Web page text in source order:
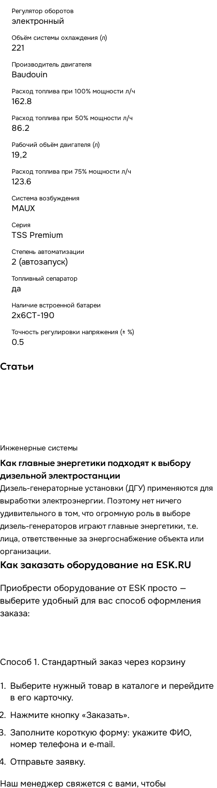
Регулятор оборотов
электронный
Объём системы охлаждения (л)
221
Производитель двигателя
Baudouin
Расход топлива при 100% мощности л/ч
162.8
Расход топлива при 50% мощности л/ч
86.2
Рабочий объём двигателя (л)
19,2
Расход топлива при 75% мощности л/ч
123.6
Система возбуждения
MAUX
Серия
TSS Premium
Степень автоматизации
2 (автозапуск)
Топливный сепаратор
да
Наличие встроенной батареи
2х6СТ-190
Точность регулировки напряжения (± %)
0.5
Статьи
Инженерные системы
Как главные энергетики подходят к выбору
дизельной электростанции
Дизель-генераторные установки (ДГУ) применяются для
выработки электроэнергии. Поэтому нет ничего
удивительного в том, что огромную роль в выборе
дизель-генераторов играют главные энергетики, т.е.
лица, ответственные за энергоснабжение объекта или
организации.
Как заказать оборудование на ESK.RU
Приобрести оборудование от ESK просто —
выберите удобный для вас способ оформления
заказа:
Способ 1. Стандартный заказ через корзину
Выберите нужный товар в каталоге и перейдите
в его карточку.
Нажмите кнопку «Заказать».
Заполните короткую форму: укажите ФИО,
номер телефона и e‑mail.
Отправьте заявку.
Наш менеджер свяжется с вами, чтобы